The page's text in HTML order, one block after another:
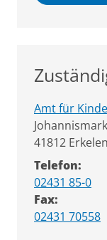
Amt für
Straße:
PLZ:
41812 Ort:
Telefon:
02431 85-0
Fax:
02431 70558